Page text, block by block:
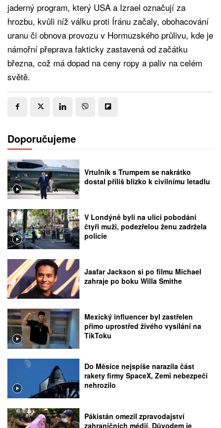
jaderný program, který USA a Izrael označují za
hrozbu, kvůli níž válku proti Íránu začaly, obohacování
uranu či obnova provozu v Hormuzského průlivu, kde je
námořní přeprava fakticky zastavená od začátku
března, což má dopad na ceny ropy a paliv na celém
světě.
Doporučujeme
Vrtulník s Trumpem se nakrátko
dostal příliš blízko k civilnímu letadlu
V Londýně byli na ulici pobodáni
čtyři muži, podezřelou ženu zadržela
policie
Jaafar Jackson si po filmu Michael
zahraje po boku Willa Smithe
Mexický influencer byl zastřelen
přímo uprostřed živého vysílání na
TikToku
Do Měsíce nejspíše narazila část
rakety firmy SpaceX, Zemi nebezpečí
nehrozilo
Pákistán omezil zpravodajství
zahraničních médií. Důvodem je